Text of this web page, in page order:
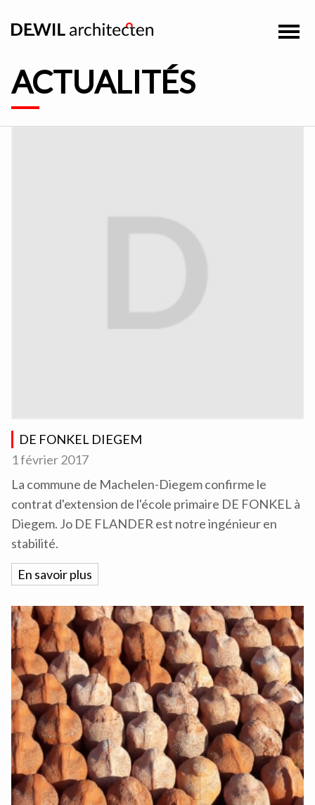
ACTUALITÉS
DE FONKEL DIEGEM
1 février 2017
La commune de Machelen-Diegem confirme le
contrat d'extension de l'école primaire DE FONKEL à
Diegem. Jo DE FLANDER est notre ingénieur en
stabilité.
En savoir plus